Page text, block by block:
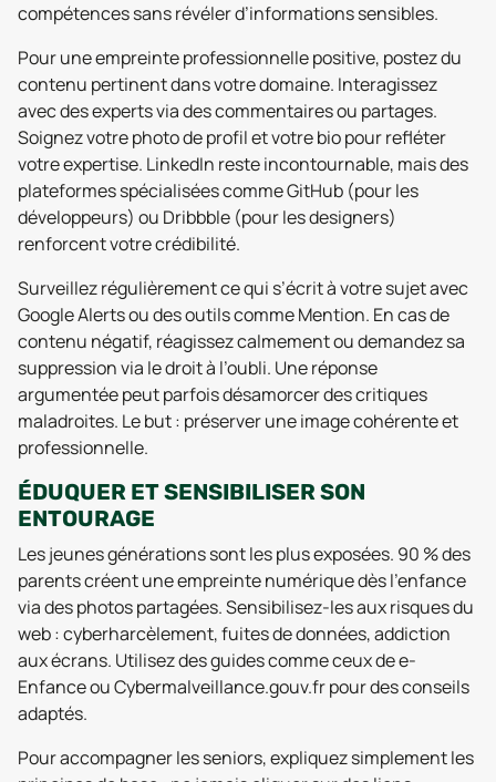
compétences sans révéler d’informations sensibles.
Pour une empreinte professionnelle positive, postez du
contenu pertinent dans votre domaine. Interagissez
avec des experts via des commentaires ou partages.
Soignez votre photo de profil et votre bio pour refléter
votre expertise. LinkedIn reste incontournable, mais des
plateformes spécialisées comme GitHub (pour les
développeurs) ou Dribbble (pour les designers)
renforcent votre crédibilité.
Surveillez régulièrement ce qui s’écrit à votre sujet avec
Google Alerts ou des outils comme Mention. En cas de
contenu négatif, réagissez calmement ou demandez sa
suppression via le droit à l’oubli. Une réponse
argumentée peut parfois désamorcer des critiques
maladroites. Le but : préserver une image cohérente et
professionnelle.
ÉDUQUER ET SENSIBILISER SON
ENTOURAGE
Les jeunes générations sont les plus exposées. 90 % des
parents créent une empreinte numérique dès l’enfance
via des photos partagées. Sensibilisez-les aux risques du
web : cyberharcèlement, fuites de données, addiction
aux écrans. Utilisez des guides comme ceux de e-
Enfance ou Cybermalveillance.gouv.fr pour des conseils
adaptés.
Pour accompagner les seniors, expliquez simplement les